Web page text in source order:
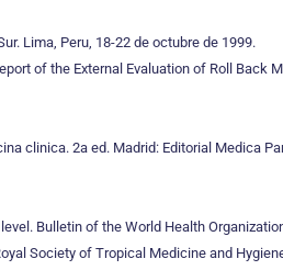
Lima, Peru, 18-22 de octubre de 1999.
of the External Evaluation of Roll Back
clinica. 2a ed. Madrid: Editorial Medica
Bulletin of the World Health
Society of Tropical Medicine and